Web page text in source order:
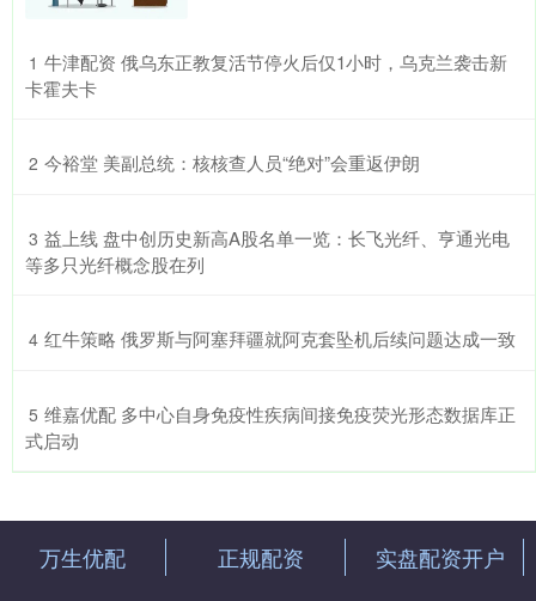
1 ​牛津配资 俄乌东正教复活节停火后仅1小时，乌克兰袭击新
卡霍夫卡
2 ​今裕堂 美副总统：核核查人员“绝对”会重返伊朗
3 ​益上线 盘中创历史新高A股名单一览：长飞光纤、亨通光电
等多只光纤概念股在列
4 ​红牛策略 俄罗斯与阿塞拜疆就阿克套坠机后续问题达成一致
5 ​维嘉优配 多中心自身免疫性疾病间接免疫荧光形态数据库正
式启动
万生优配 正规配资 实盘配资开户